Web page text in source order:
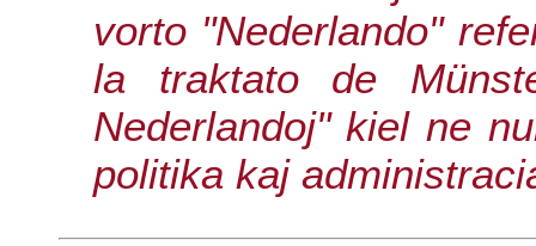
vorto "Nederlando"
la traktato de
Nederlandoj" kiel ne
politika kaj